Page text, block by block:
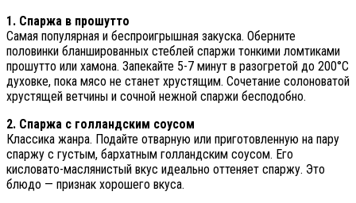
1. Спаржа в прошутто
Самая популярная и беспроигрышная закуска. Оберните
половинки бланшированных стеблей спаржи тонкими ломтиками
прошутто или хамона. Запекайте 5-7 минут в разогретой до 200°C
духовке, пока мясо не станет хрустящим. Сочетание солоноватой
хрустящей ветчины и сочной нежной спаржи бесподобно.
2. Спаржа с голландским соусом
Классика жанра. Подайте отварную или приготовленную на пару
спаржу с густым, бархатным голландским соусом. Его
кисловато-маслянистый вкус идеально оттеняет спаржу. Это
блюдо — признак хорошего вкуса.